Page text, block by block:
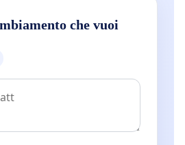
che vuoi